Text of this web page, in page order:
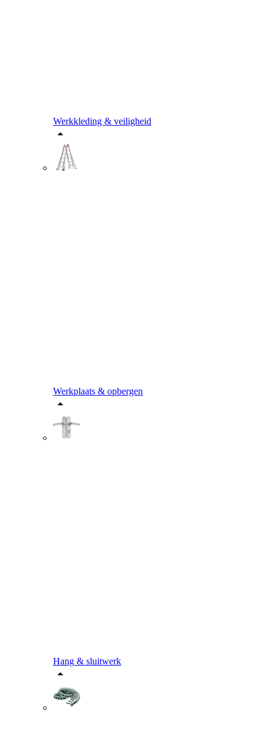
Werkkleding & veiligheid
Werkplaats & opbergen
Hang & sluitwerk